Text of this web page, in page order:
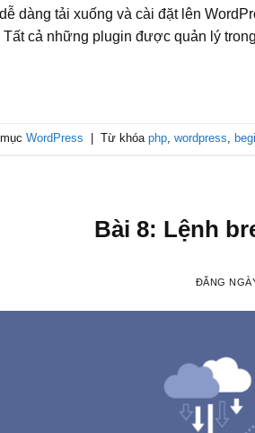
dàng tải xuống và cài đặt lên
Tất cả những plugin được quản lý
WordPress Từ khóa php, wordpress,
Bài 8: Lệnh
ĐĂNG